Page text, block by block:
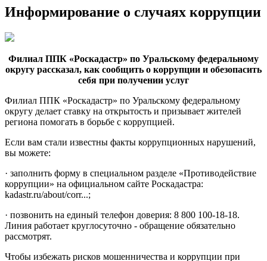
Информирование о случаях коррупции
Филиал ППК «Роскадастр» по Уральскому федеральному
округу рассказал, как сообщить о коррупции и обезопасить
себя при получении услуг
Филиал ППК «Роскадастр» по Уральскому федеральному
округу делает ставку на открытость и призывает жителей
региона помогать в борьбе с коррупцией.
Если вам стали известны факты коррупционных нарушений,
вы можете:
· заполнить форму в специальном разделе «Противодействие
коррупции» на официальном сайте Роскадастра:
kadastr.ru/about/corr...;
· позвонить на единый телефон доверия: 8 800 100-18-18.
Линия работает круглосуточно - обращение обязательно
рассмотрят.
Чтобы избежать рисков мошенничества и коррупции при